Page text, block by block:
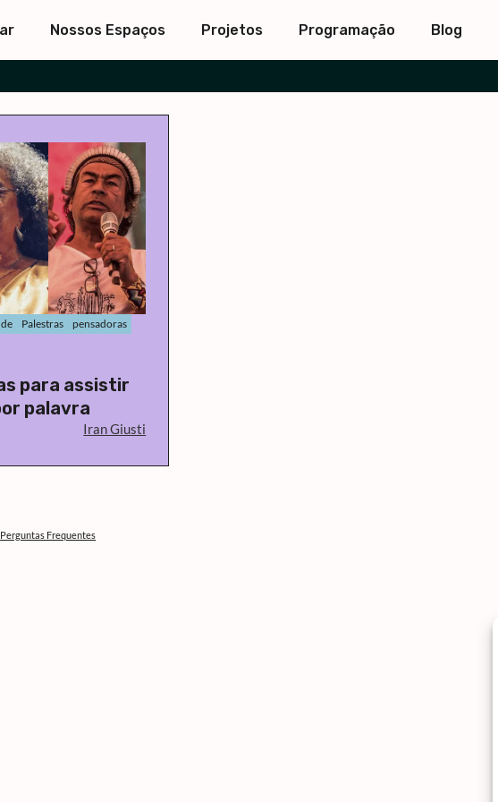
Nossos Espaços Projetos Programação Blog
Palestras
pensadoras
para assistir
palavra
Iran Giusti
Perguntas Frequentes